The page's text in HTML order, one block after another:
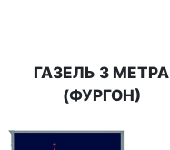
ГАЗЕЛЬ 3 МЕТРА
(ФУРГОН)